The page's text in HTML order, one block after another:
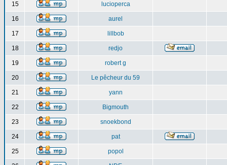
15 lucioperca
16 aurel
17 lillbob
18 redjo
19 robert g
20 Le pêcheur du 59
21 yann
22 Bigmouth
23 snoekbond
24 pat
25 popol